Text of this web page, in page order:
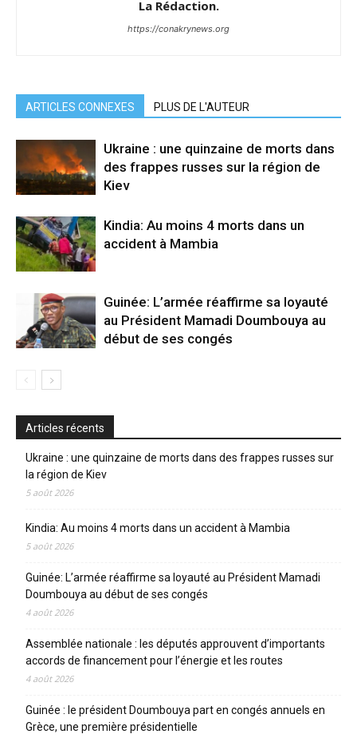
La Rédaction.
https://conakrynews.org
ARTICLES CONNEXES PLUS DE L'AUTEUR
Ukraine : une quinzaine de morts dans
des frappes russes sur la région de
Kiev
Kindia: Au moins 4 morts dans un
accident à Mambia
Guinée: L’armée réaffirme sa loyauté
au Président Mamadi Doumbouya au
début de ses congés
Articles récents
Ukraine : une quinzaine de morts dans des frappes russes sur
la région de Kiev
5 août 2026
Kindia: Au moins 4 morts dans un accident à Mambia
5 août 2026
Guinée: L’armée réaffirme sa loyauté au Président Mamadi
Doumbouya au début de ses congés
4 août 2026
Assemblée nationale : les députés approuvent d’importants
accords de financement pour l’énergie et les routes
4 août 2026
Guinée : le président Doumbouya part en congés annuels en
Grèce, une première présidentielle